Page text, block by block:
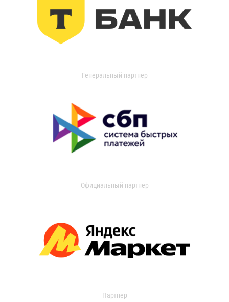
Генеральный партнер
Официальный партнер
Партнер